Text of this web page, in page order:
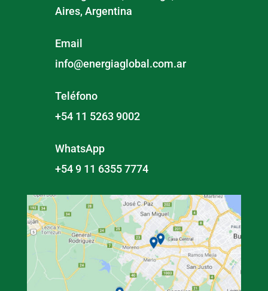
Aires, Argentina
Email
info@energiaglobal.com.ar
Teléfono
+54 11 5263 9002
WhatsApp
+54 9 11 6355 7774